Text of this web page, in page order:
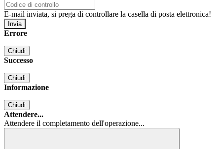
E-mail inviata, si prega di controllare la casella di posta elettronica!
Errore
Chiudi
Successo
Chiudi
Informazione
Chiudi
Attendere...
Attendere il completamento dell'operazione...